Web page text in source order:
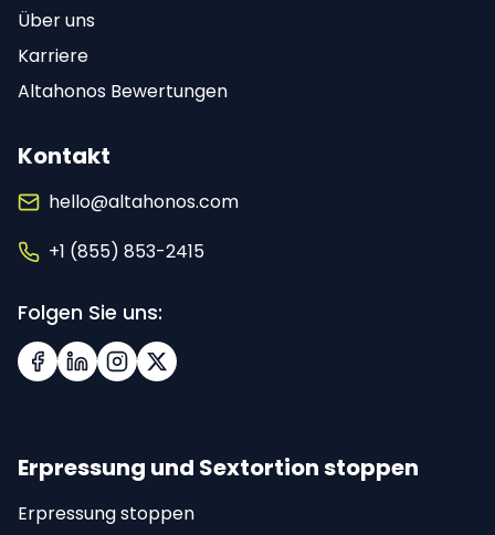
Über uns
Karriere
Altahonos Bewertungen
Kontakt
hello@altahonos.com
+1 (855) 853-2415
Folgen Sie uns:
Facebook
LinkedInInstagramX (Twitter)
Erpressung und Sextortion stoppen
Erpressung stoppen